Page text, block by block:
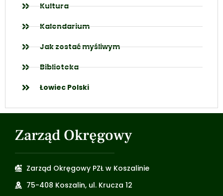
Kultura
Kalendarium
Jak zostać myśliwym
Biblioteka
Łowiec Polski
Zarząd Okręgowy
Zarząd Okręgowy PZŁ w Koszalinie
75-408 Koszalin, ul. Krucza 12